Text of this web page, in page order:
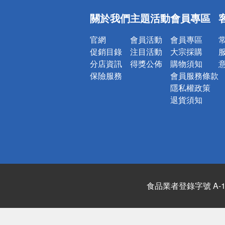
關於我們
官網
促銷目錄
分店資訊
保險服務
主題活動
會員活動
注目活動
得獎公佈
會員專區
會員專區
大宗採購
購物須知
會員服務條款
隱私權政策
退貨須知
食品業者登錄字號 A-